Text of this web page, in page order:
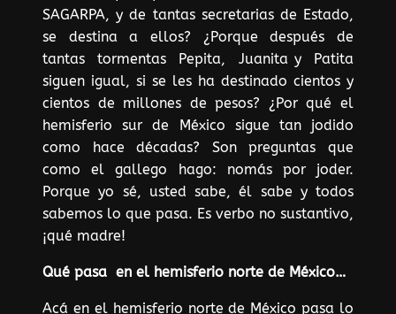
SAGARPA, y de tantas secretarias de Estado,
se destina a ellos? ¿Porque después de
tantas tormentas Pepita, Juanita y Patita
siguen igual, si se les ha destinado cientos y
cientos de millones de pesos? ¿Por qué el
hemisferio sur de México sigue tan jodido
como hace décadas? Son preguntas que
como el gallego hago: nomás por joder.
Porque yo sé, usted sabe, él sabe y todos
sabemos lo que pasa. Es verbo no sustantivo,
¡qué madre!
Qué pasa en el hemisferio norte de México…
Acá en el hemisferio norte de México pasa lo